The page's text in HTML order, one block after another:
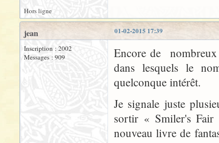
Hors ligne
01-02-2015 17:39
jean
Inscription : 2002
Messages : 909
Encore de nombreux
dans lesquels le
quelconque intérêt.
Je signale juste
sortir « Smiler's Fair
nouveau livre de